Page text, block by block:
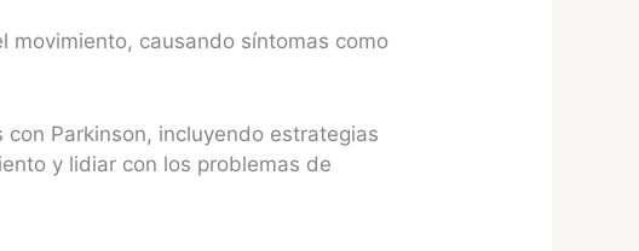
movimiento, causando síntomas como
Parkinson, incluyendo estrategias
y lidiar con los problemas de